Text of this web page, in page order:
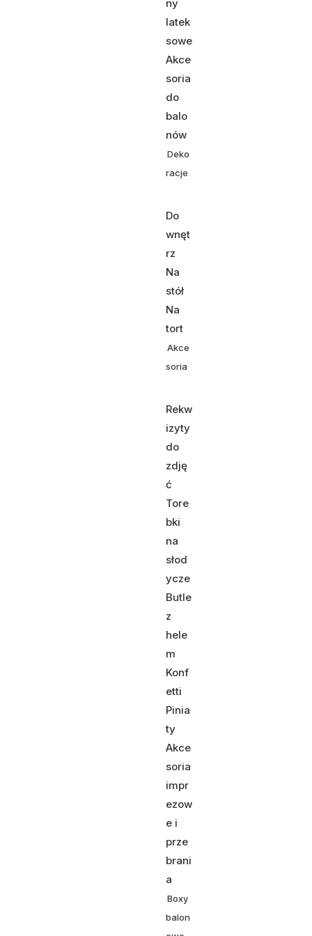
ny
latek
sowe
Akce
soria
do
balo
nów
Deko
racje
Do
wnęt
rz
Na
stół
Na
tort
Akce
soria
Rekw
izyty
do
zdję
ć
Tore
bki
na
słod
ycze
Butle
z
hele
m
Konf
etti
Pinia
ty
Akce
soria
impr
ezow
e i
prze
brani
a
Boxy
balon